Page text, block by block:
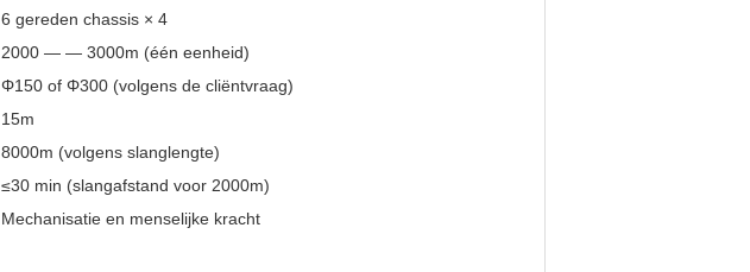
6 gereden chassis × 4
2000 — — 3000m (één eenheid)
Φ150 of Φ300 (volgens de cliëntvraag)
15m
8000m (volgens slanglengte)
≤30 min (slangafstand voor 2000m)
Mechanisatie en menselijke kracht